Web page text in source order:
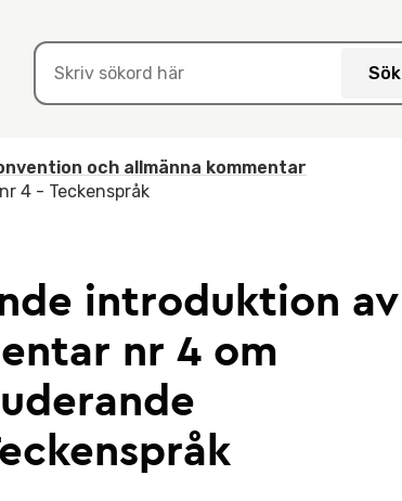
Sök
och allmänna kommentar
4 - Teckenspråk
introduktion av
nr 4 om